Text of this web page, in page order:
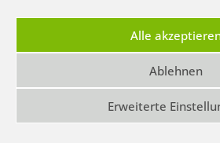
Alle
Ablehnen
Erweiterte
Anforderungen nachweisen zu
gehört die Speicherung des
Bestätigungszeitpunkts, als
Ebenso werden die
Versanddienstleister
protokolliert.